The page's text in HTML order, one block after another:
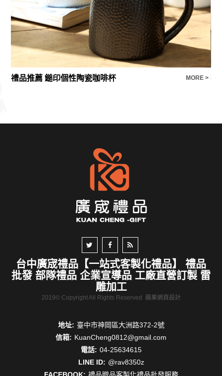
禮品推薦 鎚印個性陶瓷咖啡杯 MORE > 禮
台中廣宬禮品【一站式客製化禮品】 禮品
批發 部隊禮品 企業宣導品 工廠直營訂製 雷
雕加工
2019© Copyright All Rights Reserved 蘋果網頁設計
地址: 臺中市神岡區大洲路372-2號
信箱: KuanCheng0812@gmail.com
電話: 04-25634615
LINE ID: @rav8350z